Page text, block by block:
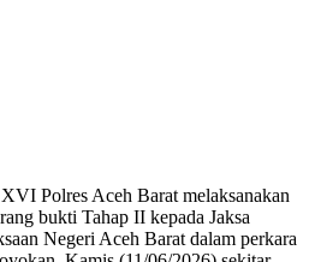
Polres Aceh Barat melaksanakan
bukti Tahap II kepada Jaksa
Negeri Aceh Barat dalam perkara